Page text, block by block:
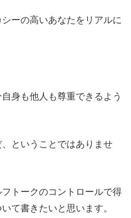
ーの高いあなたをリアルに
身も他人も尊重できるよう
、ということではありませ
トークのコントロールで得
て書きたいと思います。